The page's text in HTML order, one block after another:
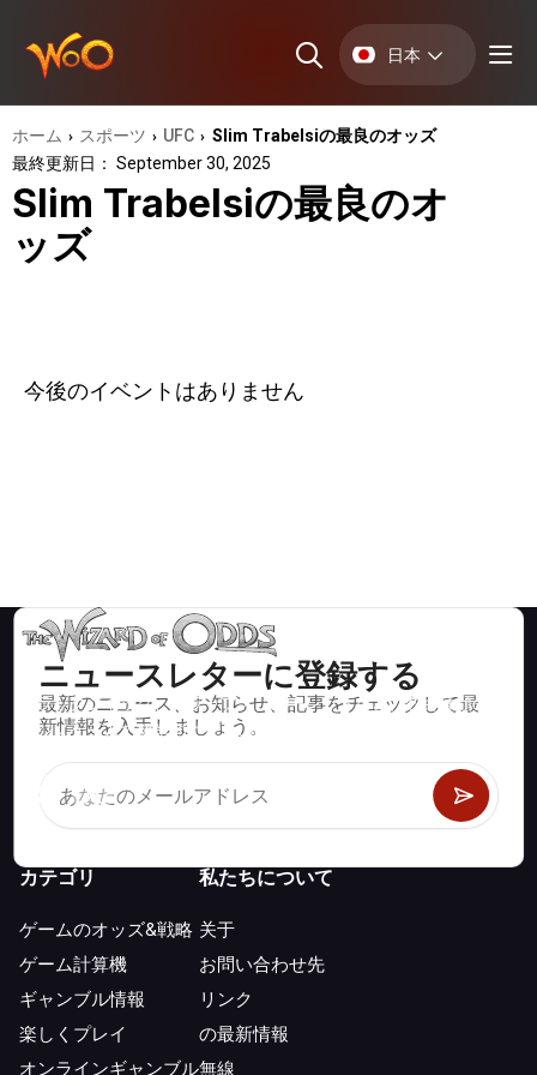
日本
ホーム › スポーツ › UFC › Slim Trabelsiの最良のオッズ
最終更新日： September 30, 2025
Slim Trabelsiの最良のオ
ッズ
今後のイベントはありません
ニュースレターに登録する
最新のニュース、お知らせ、記事をチェックして最
新情報を入手しましょう。
ブラックジャック、クラップス、ルーレットなど、数百種類の
カジノゲームで数学的に正しい戦略と情報。
カテゴリ
ゲームのオッズ&戦略
ゲーム計算機
ギャンブル情報
楽しくプレイ
オンラインギャンブル
私たちについて
关于
お問い合わせ先
リンク
の最新情報
無線